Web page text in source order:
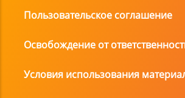
Пользовательское соглашение
Освобождение от
Условия использования